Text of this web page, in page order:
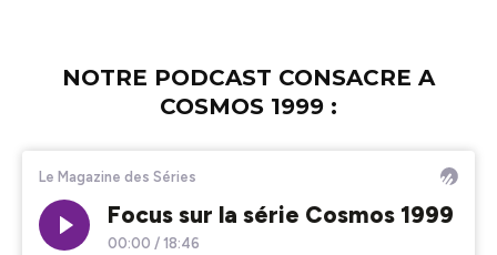
NOTRE PODCAST CONSACRE A
COSMOS 1999 :